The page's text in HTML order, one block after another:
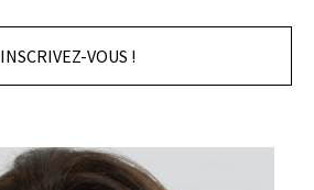
INSCRIVEZ-VOUS !